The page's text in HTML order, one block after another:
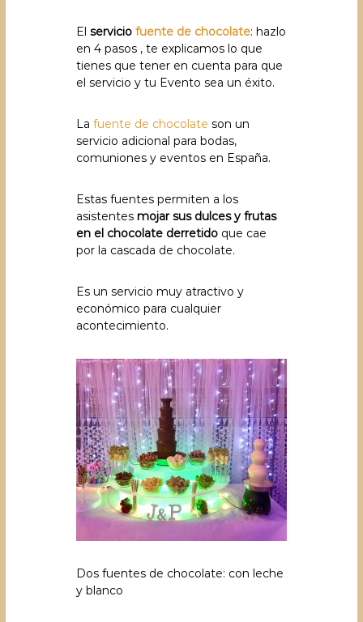
El serviciofuente de chocolate: hazlo
en 4 pasos , te explicamos lo que
tienes que tener en cuenta para que
el servicio y tu Evento sea un éxito.
Lafuente de chocolate son un
servicio adicional para bodas,
comuniones y eventos en España.
Estas fuentes permiten a los
asistentesmojar sus dulces y frutas
en el chocolate derretido que cae
por la cascada de chocolate.
Es un servicio muy atractivo y
económico para cualquier
acontecimiento.
Dos fuentes de chocolate: con leche
y blanco